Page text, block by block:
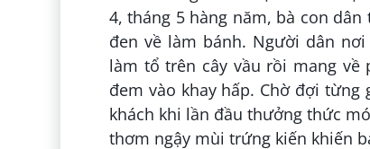
4, tháng 5 hàng năm, bà con
đen về làm bánh. Người dân
làm tổ trên cây vầu rồi mang
đem vào khay hấp. Chờ đợi
khách khi lần đầu thưởng thức
thơm ngậy mùi trứng kiến khiến